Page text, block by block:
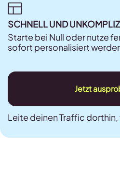
SCHNELL UND
Starte bei Null oder nutze
sofort personalisiert
Jetzt
Leite deinen Traffic dorthin,